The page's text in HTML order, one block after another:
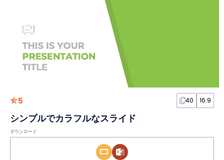
5 40 16:9
シンプルでカラフルなスライド
ダウンロード